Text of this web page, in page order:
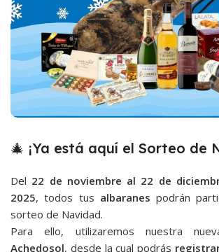
🎄 ¡Ya está aquí el Sorteo de
Del 22 de noviembre al 22 de
2025, todos tus albaranes podrán
sorteo de Navidad.
Para ello, utilizaremos nuestra
Achedosol, desde la cual podrás